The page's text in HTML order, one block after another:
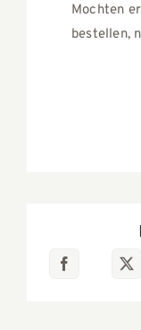
Mochten
bestellen,